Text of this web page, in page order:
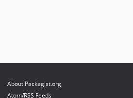
About Packagist.org
Atom/RSS Feeds